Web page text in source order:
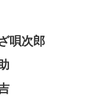
唄次郎